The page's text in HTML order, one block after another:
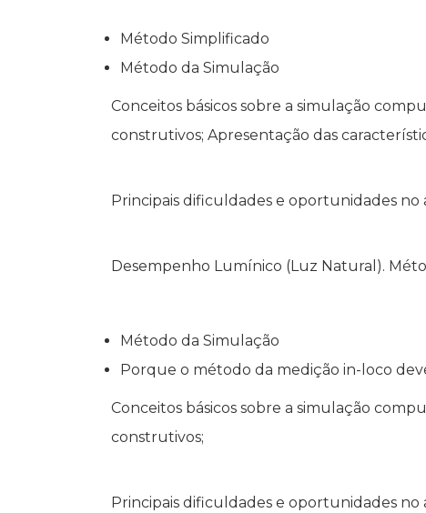
Método Simplificado
Método da Simulação
Conceitos básicos sobre a simulação
construtivos; Apresentação das
Principais dificuldades e oportunidades
Desempenho Lumínico (Luz Natural).
Método da Simulação
Porque o método da medição in-loco
Conceitos básicos sobre a simulação
construtivos;
Principais dificuldades e oportunidades